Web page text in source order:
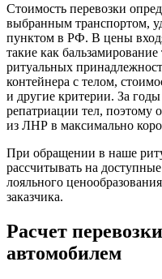
Стоимость перевозки
выбранным транспортом,
пунктом в РФ. В цены
такие как
ритуальных
контейнера с телом,
и другие критерии. За
репатриации тел,
из ЛНР в максимально
При обращении в наше
рассчитывать на
лояльного
заказчика.
Расчет
автомобилем